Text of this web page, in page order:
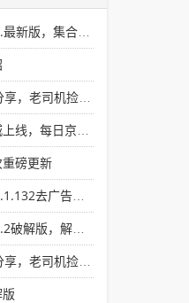
于一体，新增全网搜索引擎
老司机捡漏必备
，搜京东有优惠的商品
磅更新
最全美剧选这个就行了！
无损音乐想下就下！
老司机捡漏必备